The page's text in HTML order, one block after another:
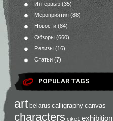
Интервью (35)
Мероприятия (88)
Новости (84)
Обзоры (660)
Релизы (16)
Статьи (7)
POPULAR TAGS
art belarus calligraphy canvas
characters cike1 exhibition